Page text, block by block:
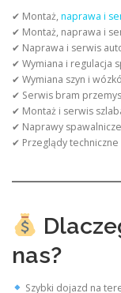
✔ Montaż, naprawa i
✔ Montaż, naprawa i
✔ Naprawa i serwis
✔ Wymiana i regulacja
✔ Wymiana szyn i
✔ Serwis bram
✔ Montaż i serwis
✔ Naprawy spawalnicze
✔ Przeglądy
nas?
Szybki dojazd na